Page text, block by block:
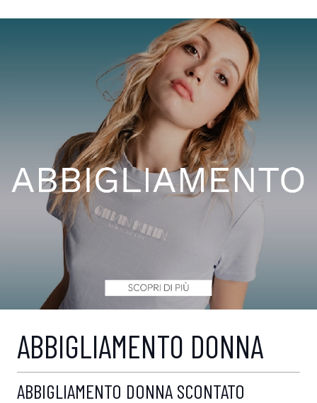
ABBIGLIAMENTO DONNA
ABBIGLIAMENTO DONNA SCONTATO